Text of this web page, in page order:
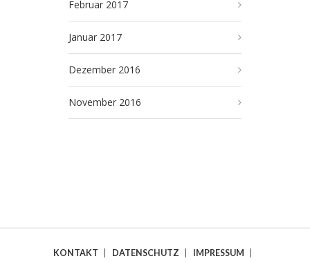
Februar 2017
Januar 2017
Dezember 2016
November 2016
KONTAKT DATENSCHUTZ IMPRESSUM